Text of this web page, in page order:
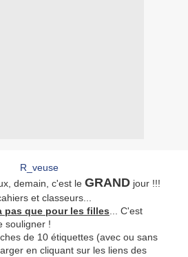
demain, c'est le GRAND jour !!!
et classeurs...
pas que pour les filles ... C'est
souligner !
de 10 étiquettes (avec ou sans
en cliquant sur les liens des